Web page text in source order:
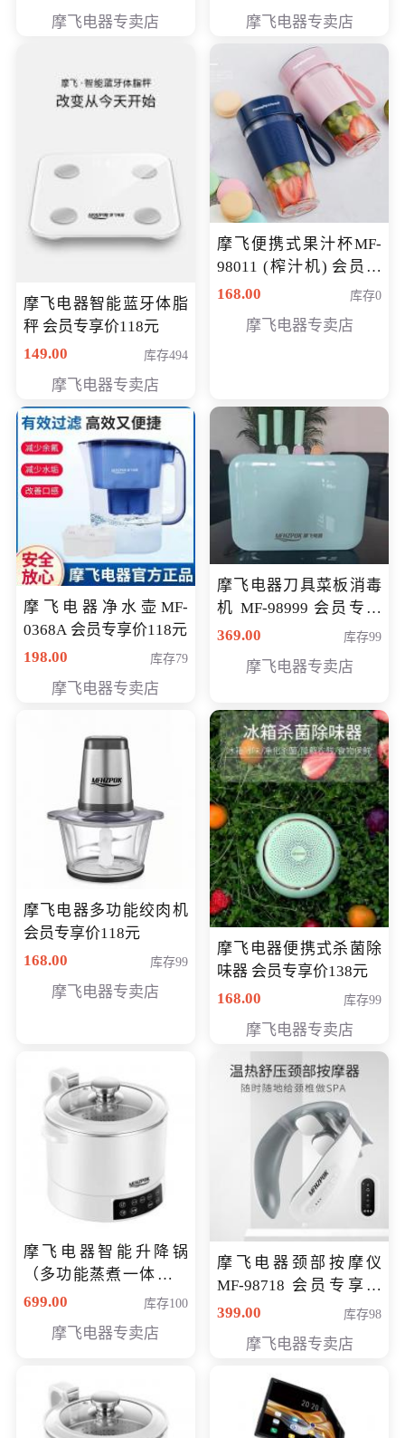
摩飞电器专卖店 摩飞电器专卖店
摩飞电器智能蓝牙体脂
秤 会员专享价118元
149.00
库存494
摩飞电器专卖店
摩飞便携式果汁杯MF-
98011 (榨汁机) 会员专
享价138元
168.00 库存0
摩飞电器专卖店
摩飞电器净水壶MF-
0368A 会员专享价118元
198.00
库存79
摩飞电器专卖店
摩飞电器刀具菜板消毒
机 MF-98999 会员专享
价286元
369.00 库存99
摩飞电器专卖店
摩飞电器多功能绞肉机
会员专享价118元
168.00
库存99
摩飞电器专卖店
摩飞电器便携式杀菌除
味器 会员专享价138元
168.00
库存99
摩飞电器专卖店
摩飞电器智能升降锅
（多功能蒸煮一体锅）
（智能升降养生锅） 会
699.00 库存100
摩飞电器专卖店
摩飞电器颈部按摩仪
MF-98718 会员专享价
299元
399.00 库存98
摩飞电器专卖店